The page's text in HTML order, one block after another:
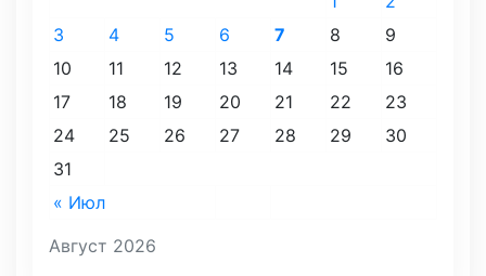
Август 2026
« Июл
3
4 5 6 7 8
9
10
11 12 13 14 15
16
17
18 19 20 21 22
23
24
25 26 27 28 29
30
31